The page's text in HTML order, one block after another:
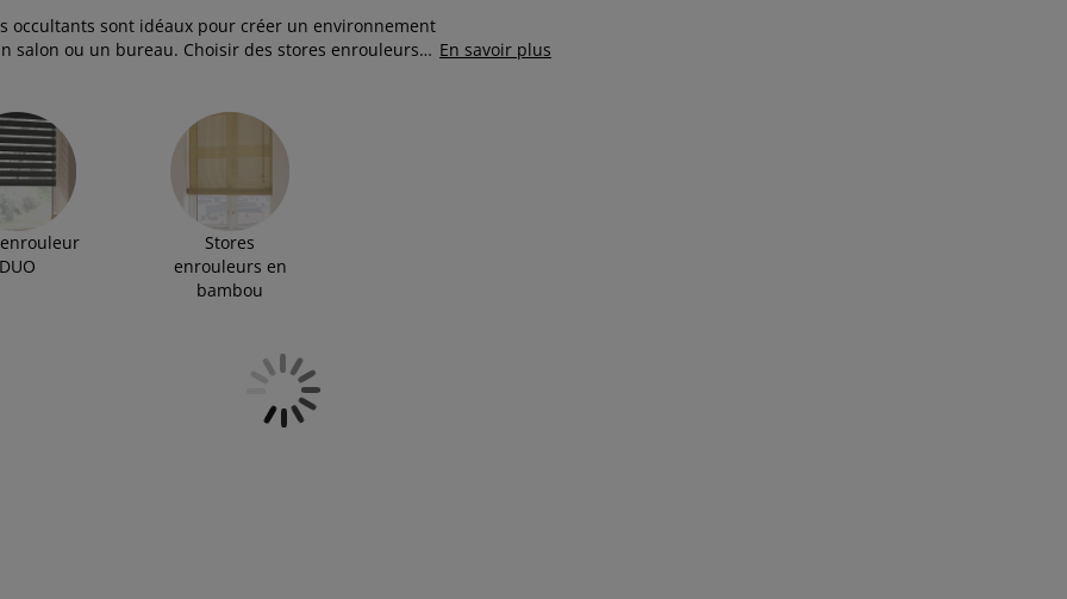
occultants sont idéaux pour créer un environnement
salon ou un bureau. Choisir des stores enrouleurs
En savoir plus
DUO
Stores
enrouleurs en
bambou